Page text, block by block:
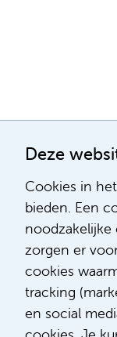
Deze
Cookies in
bieden. Een
zorgen er
cookies
tracking
en social